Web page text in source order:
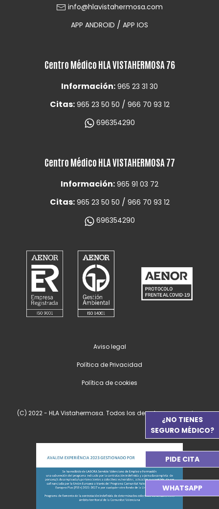
info@hlavistahermosa.com
APP ANDROID / APP IOS
Centro Médico HLA VISTAHERMOSA 76
Información: 965 23 31 30
Citas: 965 23 50 50 / 966 70 93 12
696354290
Centro Médico HLA VISTAHERMOSA 77
Información: 965 91 03 72
Citas: 965 23 50 50 / 966 70 93 12
696354290
(C) 2022 - HLA Vistahermosa. Todos los derechos reservados.
Aviso legal
Política de Privacidad
Política de cookies
¿NO TIENES
SEGURO MÉDICO?
PIDE CITA
WHATSAPP